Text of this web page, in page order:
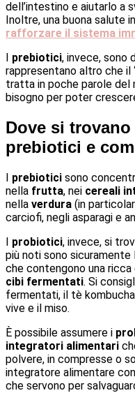
dell’intestino e aiutarlo a
Inoltre, una buona salute
rafforzare il sistema
I prebiotici, invece, sono
rappresentano altro che il
tratta in poche parole del
bisogno per poter
Dove si
prebiotici e
I prebiotici sono
nella frutta, nei cereali
nella verdura (in
carciofi, negli asparagi e
I probiotici, invece, si
più noti sono sicuramente
che contengono una
cibi fermentati. Si
fermentati, il tè
vive e il miso.
È possibile assumere i
integratori alimentari
polvere, in compresse o
integratore alimentare
che servono per